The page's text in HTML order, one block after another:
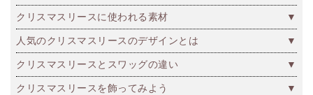
クリスマスリースに使われる素材
人気のクリスマスリースのデザインとは
クリスマスリースとスワッグの違い
クリスマスリースを飾ってみよう